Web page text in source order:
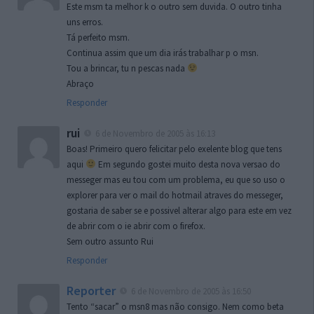
Este msm ta melhor k o outro sem duvida. O outro tinha
uns erros.
Tá perfeito msm.
Continua assim que um dia irás trabalhar p o msn.
Tou a brincar, tu n pescas nada
Abraço
Responder
rui
Boas! Primeiro quero felicitar pelo exelente blog que tens
aqui
Em segundo gostei muito desta nova versao do
messeger mas eu tou com um problema, eu que so uso o
explorer para ver o mail do hotmail atraves do messeger,
gostaria de saber se e possivel alterar algo para este em vez
de abrir com o ie abrir com o firefox.
Sem outro assunto Rui
Responder
Reporter
Tento “sacar” o msn8 mas não consigo. Nem como beta